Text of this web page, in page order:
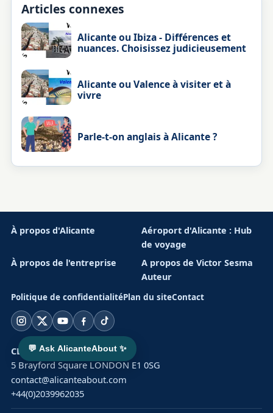
Articles connexes
Alicante ou Ibiza - Différences et
nuances. Choisissez judicieusement
Alicante ou Valence à visiter et à
vivre
Parle-t-on anglais à Alicante ?
À propos d'Alicante
Aéroport d'Alicante : Hub
de voyage
À propos de l'entreprise
A propos de Victor Sesma
Auteur
Politique de confidentialitéPlan du siteContact
Instagram
X YouTubeFacebook
TikTok
CLUSTER SOLAR LTD
5 Brayford Square LONDON E1 0SG
contact@alicanteabout.com
+44(0)2039962035
💬 Ask AlicanteAbout ✨